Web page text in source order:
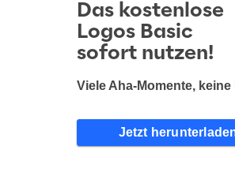
Das kostenlose
Logos Basic
sofort nutzen!
Viele Aha-Momente, keine
Jetzt